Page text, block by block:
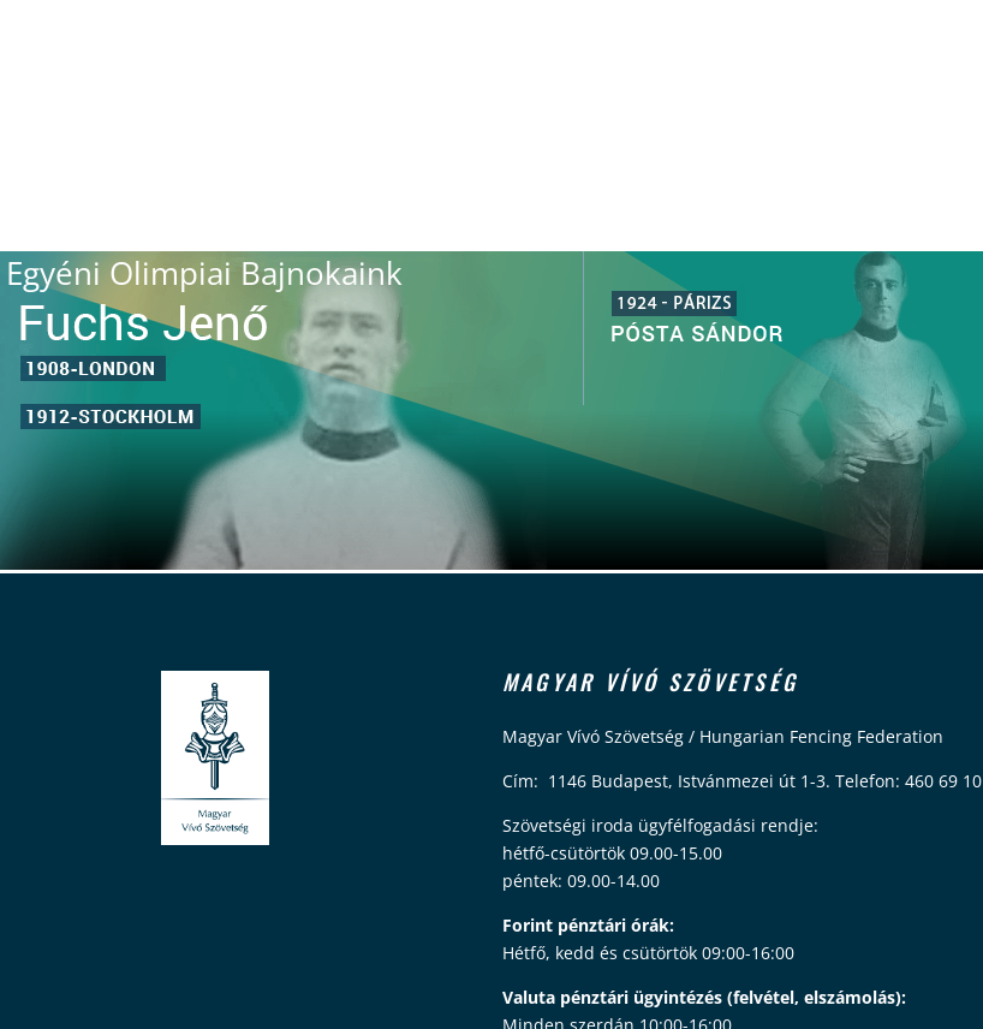
Egyéni Olimpiai Bajnokaink
MAGYAR VÍVÓ SZÖVETSÉG
Magyar Vívó Szövetség / Hungarian Fencing Federation
Cím: 1146 Budapest, Istvánmezei út 1-3. Telefon: 460 69 10
Szövetségi iroda ügyfélfogadási rendje:
hétfő-csütörtök 09.00-15.00
péntek: 09.00-14.00
Forint pénztári órák:
Hétfő, kedd és csütörtök 09:00-16:00
Valuta pénztári ügyintézés (felvétel, elszámolás):